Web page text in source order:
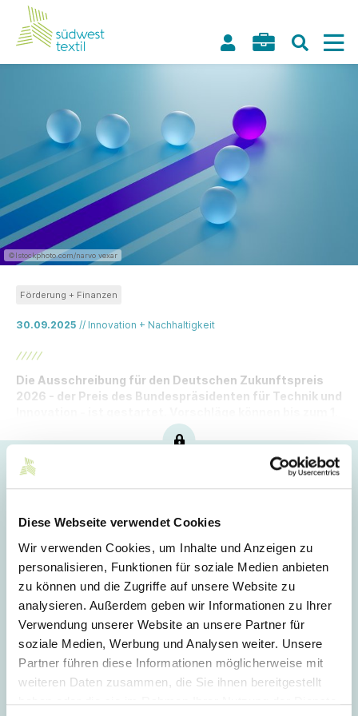
Diese Webseite verwendet Cookies
Wir verwenden Cookies, um Inhalte und Anzeigen zu
personalisieren, Funktionen für soziale Medien anbieten
zu können und die Zugriffe auf unsere Website zu
analysieren. Außerdem geben wir Informationen zu Ihrer
Verwendung unserer Website an unsere Partner für
soziale Medien, Werbung und Analysen weiter. Unsere
Partner führen diese Informationen möglicherweise mit
weiteren Daten zusammen, die Sie ihnen bereitgestellt
©Istockphoto.com/narvo vexar
30.09.2025 // Innovation + Nachhaltigkeit
Förderung + Finanzen
Die Ausschreibung für den Deutschen Zukunftspreis
2026 - der Preis des Bundespräsidenten für Technik und
Dezember 2025 eingesendet werden.
Login
E-Mail
Passwort